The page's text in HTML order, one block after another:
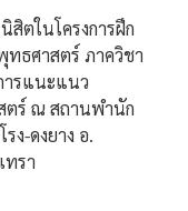
สิตในโครงการฝึก
ธศาสตร์ ภาควิชา
ารแนะแนว
ตร์ ณ สถานพำนัก
ง-ดงยาง อ.
ทรา